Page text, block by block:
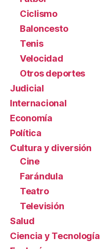
Ciclismo
Baloncesto
Tenis
Velocidad
Otros deportes
Judicial
Internacional
Economía
Política
Cultura y diversión
Cine
Farándula
Teatro
Televisión
Salud
Ciencia y Tecnología